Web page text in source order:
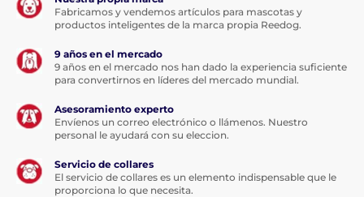
Fabricamos y vendemos artículos para mascotas y
productos inteligentes de la marca propia Reedog.
9 años en el mercado
9 años en el mercado nos han dado la experiencia suficiente
para convertirnos en líderes del mercado mundial.
Asesoramiento experto
Envíenos un correo electrónico o llámenos. Nuestro
personal le ayudará con su eleccion.
Servicio de collares
El servicio de collares es un elemento indispensable que le
proporciona lo que necesita.